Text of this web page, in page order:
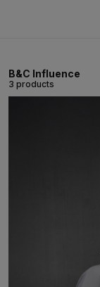
B&C Influence
3 products